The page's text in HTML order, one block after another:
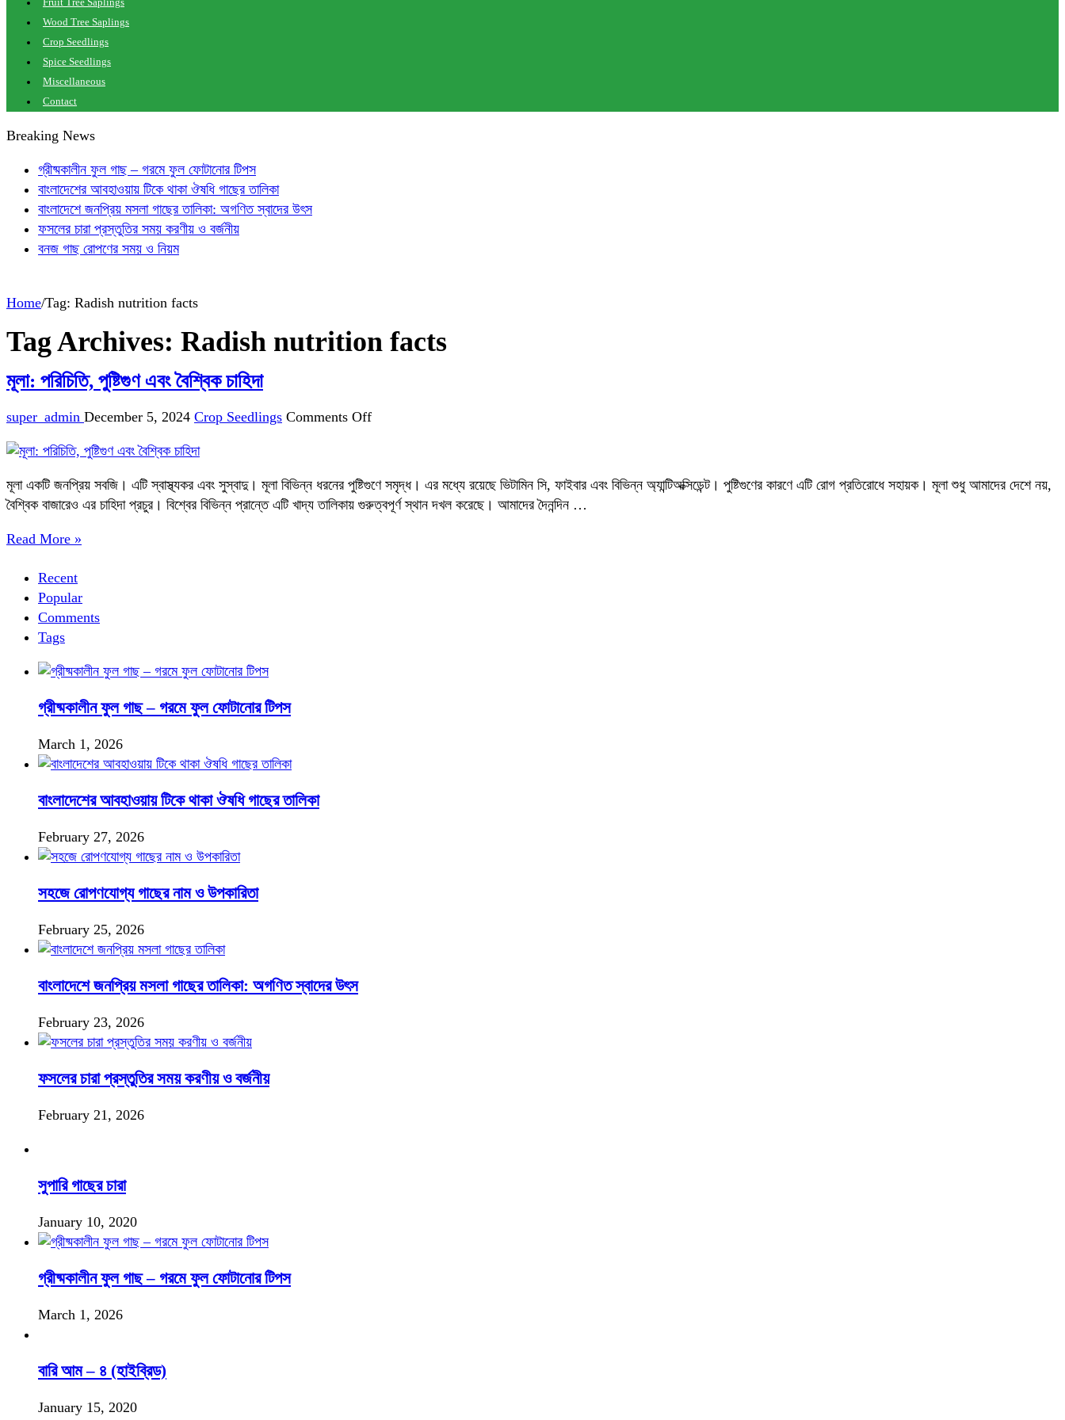
Fruit Tree Saplings
Wood Tree Saplings
Crop Seedlings
Spice Seedlings
Miscellaneous
Contact
Breaking News
গ্রীষ্মকালীন ফুল গাছ – গরমে ফুল ফোটানোর টিপস
বাংলাদেশের আবহাওয়ায় টিকে থাকা ঔষধি গাছের তালিকা
বাংলাদেশে জনপ্রিয় মসলা গাছের তালিকা: অগণিত স্বাদের উৎস
ফসলের চারা প্রস্তুতির সময় করণীয় ও বর্জনীয়
বনজ গাছ রোপণের সময় ও নিয়ম
Home/Tag: Radish nutrition facts
Tag Archives: Radish nutrition facts
মূলা: পরিচিতি, পুষ্টিগুণ এবং বৈশ্বিক চাহিদা
super_admin December 5, 2024 Crop Seedlings Comments Offon
এবং
বৈশ্বিক
মূলা একটি জনপ্রিয় সবজি। এটি স্বাস্থ্যকর এবং সুস্বাদু। মূলা বিভিন্ন ধরনের পুষ্টিগুণে সমৃদ্ধ। এর মধ্যে রয়েছে ভিটামিন সি, ফাইবার এবং বিভিন্ন অ্যান্টিঅক্সিডেন্ট। পুষ্টিগুণের কারণে এটি রোগ প্রতিরোধে সহায়ক। মূলা শুধু আমাদের দেশে নয়,
বৈশ্বিক বাজারেও এর চাহিদা প্রচুর। বিশ্বের বিভিন্ন প্রান্তে এটি খাদ্য তালিকায় গুরুত্বপূর্ণ স্থান দখল করেছে। আমাদের দৈনন্দিন …
Read More »
Recent
Popular
Comments
Tags
গ্রীষ্মকালীন ফুল গাছ – গরমে ফুল ফোটানোর টিপস
March 1, 2026
বাংলাদেশের আবহাওয়ায় টিকে থাকা ঔষধি গাছের তালিকা
February 27, 2026
সহজে রোপণযোগ্য গাছের নাম ও উপকারিতা
February 25, 2026
বাংলাদেশে জনপ্রিয় মসলা গাছের তালিকা: অগণিত স্বাদের উৎস
February 23, 2026
ফসলের চারা প্রস্তুতির সময় করণীয় ও বর্জনীয়
February 21, 2026
সুপারি গাছের চারা
January 10, 2020
গ্রীষ্মকালীন ফুল গাছ – গরমে ফুল ফোটানোর টিপস
March 1, 2026
বারি আম – ৪ (হাইব্রিড)
January 15, 2020